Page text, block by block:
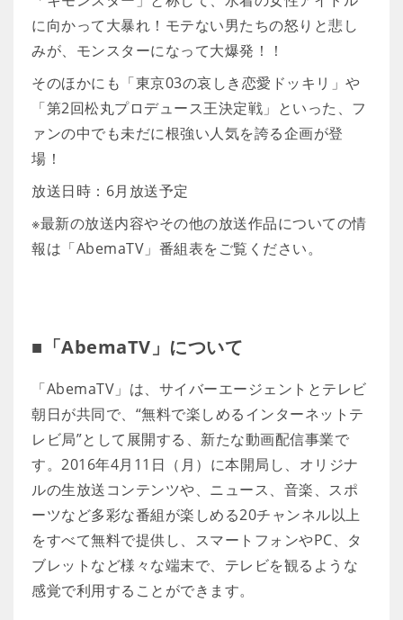
に向かって大暴れ！モテない男たちの怒りと悲し
みが、モンスターになって大爆発！！
そのほかにも「東京03の哀しき恋愛ドッキリ」や
「第2回松丸プロデュース王決定戦」といった、フ
ァンの中でも未だに根強い人気を誇る企画が登
場！
放送日時：6月放送予定
※最新の放送内容やその他の放送作品についての情
報は「AbemaTV」番組表をご覧ください。
■「AbemaTV」について
「AbemaTV」は、サイバーエージェントとテレビ
朝日が共同で、“無料で楽しめるインターネットテ
レビ局”として展開する、新たな動画配信事業で
す。2016年4月11日（月）に本開局し、オリジナ
ルの生放送コンテンツや、ニュース、音楽、スポ
ーツなど多彩な番組が楽しめる20チャンネル以上
をすべて無料で提供し、スマートフォンやPC、タ
ブレットなど様々な端末で、テレビを観るような
感覚で利用することができます。